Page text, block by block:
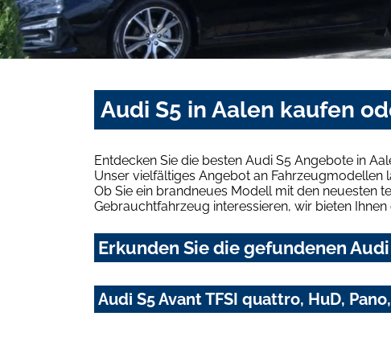
Audi S5 in Aalen kaufen
Entdecken Sie die besten Audi S5 Angebote in
Unser vielfältiges Angebot an Fahrzeugmodellen
Ob Sie ein brandneues Modell mit den neuesten
Gebrauchtfahrzeug interessieren, wir bieten
Erkunden Sie die gefundenen
Audi S5 Avant TFSI quattro, HuD,